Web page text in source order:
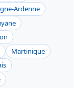
Ardenne
Martinique